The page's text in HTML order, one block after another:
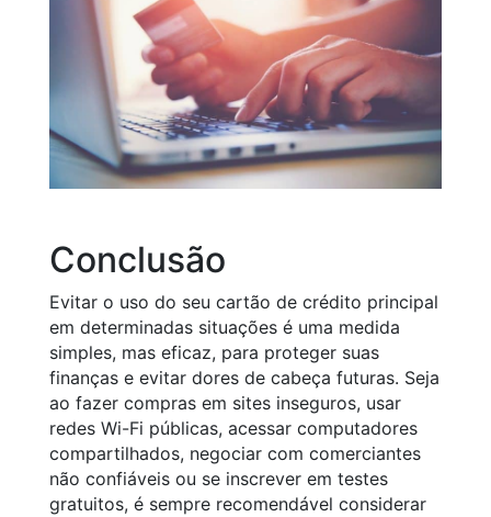
Conclusão
Evitar o uso do seu cartão de crédito principal
em determinadas situações é uma medida
simples, mas eficaz, para proteger suas
finanças e evitar dores de cabeça futuras. Seja
ao fazer compras em sites inseguros, usar
redes Wi-Fi públicas, acessar computadores
compartilhados, negociar com comerciantes
não confiáveis ou se inscrever em testes
gratuitos, é sempre recomendável considerar